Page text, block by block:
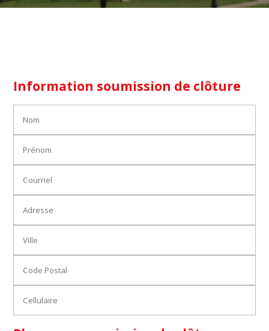
Information soumission de clôture